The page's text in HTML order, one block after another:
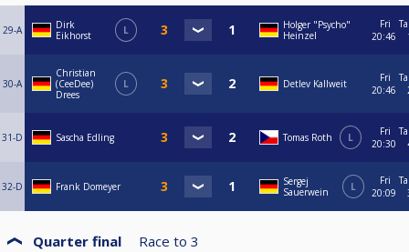
29-A
Dirk
Eikhorst
L
Holger "Psycho"
Heinzel
Fri
20:46
30-A
Christian
(CeeDee)
Drees
L Detlev Kallweit
Fri
20:46
31-D Sascha Edling Tomas Roth L
Fri
20:30
32-D Frank Domeyer
Sergej
Sauerwein
L
Fri
20:09
Quarter final Race to 3